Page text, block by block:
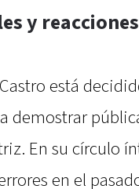
y reacciones
está
demostrar
En su círculo
en el